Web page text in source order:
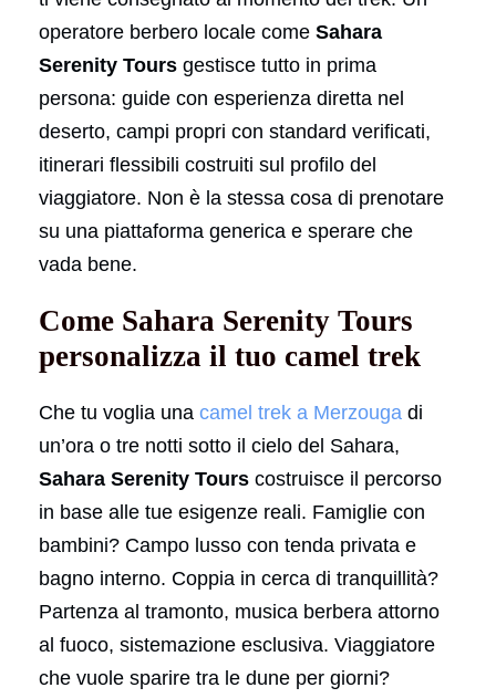
operatore berbero locale come Sahara
Serenity Tours gestisce tutto in prima
persona: guide con esperienza diretta nel
deserto, campi propri con standard verificati,
itinerari flessibili costruiti sul profilo del
viaggiatore. Non è la stessa cosa di prenotare
su una piattaforma generica e sperare che
vada bene.
Come Sahara Serenity Tours
personalizza il tuo camel trek
Che tu voglia una camel trek a Merzouga di
un’ora o tre notti sotto il cielo del Sahara,
Sahara Serenity Tours costruisce il percorso
in base alle tue esigenze reali. Famiglie con
bambini? Campo lusso con tenda privata e
bagno interno. Coppia in cerca di tranquillità?
Partenza al tramonto, musica berbera attorno
al fuoco, sistemazione esclusiva. Viaggiatore
che vuole sparire tra le dune per giorni?